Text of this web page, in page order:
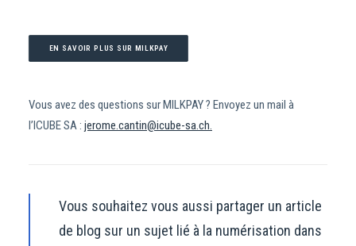
EN SAVOIR PLUS SUR MILKPAY
Vous avez des questions sur MILKPAY ? Envoyez un mail à
l’ICUBE SA : jerome.cantin@icube-sa.ch.
Vous souhaitez vous aussi partager un article
de blog sur un sujet lié à la numérisation dans